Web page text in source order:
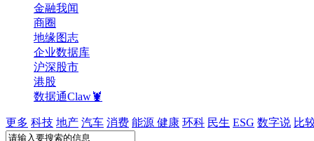
金融我闻
商圈
地缘图志
企业数据库
沪深股市
港股
数据通Claw🦞
更多 科技 地产 汽车 消费 能源 健康 环科 民生 ESG 数字说 比